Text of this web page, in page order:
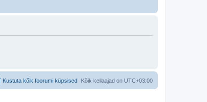
Kõik kellaajad on UTC+03:00
Kustuta kõik foorumi küpsised